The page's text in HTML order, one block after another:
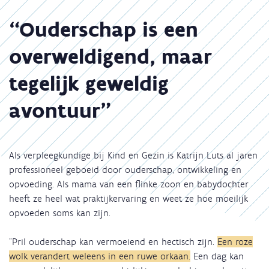
“Ouderschap is een
overweldigend, maar
tegelijk geweldig
avontuur"
Als verpleegkundige bij Kind en Gezin is Katrijn Luts al jaren
professioneel geboeid door ouderschap, ontwikkeling en
opvoeding. Als mama van een flinke zoon en babydochter
heeft ze heel wat praktijkervaring en weet ze hoe moeilijk
opvoeden soms kan zijn.
"Pril ouderschap kan vermoeiend en hectisch zijn. Een roze
wolk verandert weleens in een ruwe orkaan. Een dag kan